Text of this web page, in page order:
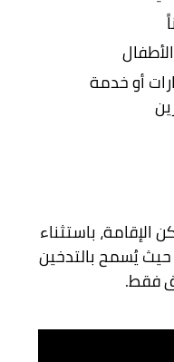
أو خدمة
باستثناء
يُسمح بالتدخين
فقط.